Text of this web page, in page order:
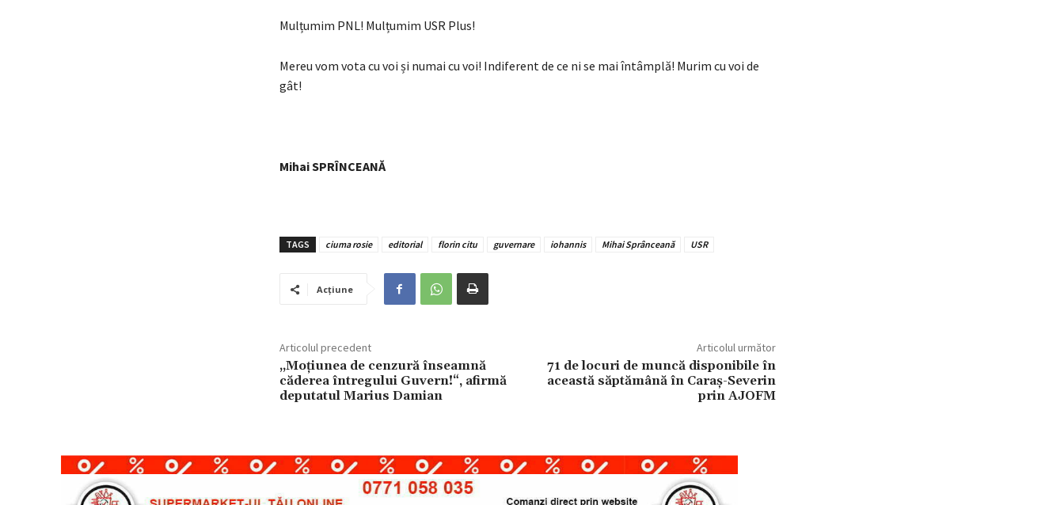
Mulțumim PNL! Mulțumim USR Plus!
Mereu vom vota cu voi și numai cu voi! Indiferent de ce ni se mai întâmplă! Murim cu voi de
gât!
Mihai SPRÎNCEANĂ
TAGS ciuma rosie editorial florin citu guvernare iohannis Mihai Sprânceană USR
Acțiune
Articolul precedent
„Moţiunea de cenzură înseamnă
căderea întregului Guvern!“, afirmă
deputatul Marius Damian
Articolul următor
71 de locuri de muncă disponibile în
această săptămână în Caraș-Severin
prin AJOFM